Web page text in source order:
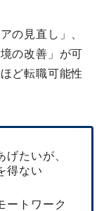
の見直し」、
の改善」が可
ど転職可能性
げたいが、
得ない
ートワーク